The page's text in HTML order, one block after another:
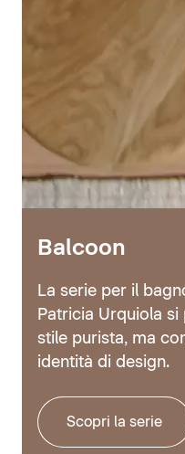
Balcoon
La serie per il
Patricia Urquiola si
stile purista, ma
identità di design.
Scopri la serie